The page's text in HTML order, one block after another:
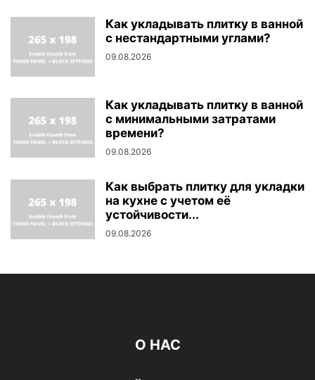
Как укладывать плитку в ванной
с нестандартными углами?
09.08.2026
Как укладывать плитку в ванной
с минимальными затратами
времени?
09.08.2026
Как выбрать плитку для укладки
на кухне с учетом её
устойчивости...
09.08.2026
О НАС